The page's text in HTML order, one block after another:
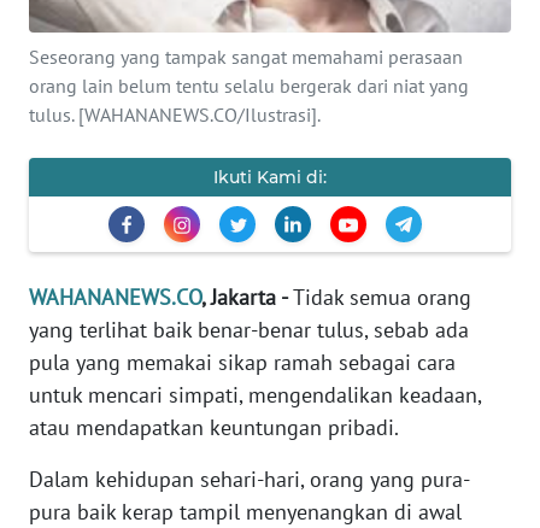
Seseorang yang tampak sangat memahami perasaan
orang lain belum tentu selalu bergerak dari niat yang
tulus. [WAHANANEWS.CO/Ilustrasi].
Ikuti Kami di:
WAHANANEWS.CO, Jakarta -Tidak semua orang
yang terlihat baik benar-benar tulus, sebab ada
pula yang memakai sikap ramah sebagai cara
untuk mencari simpati, mengendalikan keadaan,
atau mendapatkan keuntungan pribadi.
Dalam kehidupan sehari-hari, orang yang pura-
pura baik kerap tampil menyenangkan di awal
PENDIDIKAN
OLAHRAGA
EDITORIAL
Informasi
INDEKS
BERITA
KAMI